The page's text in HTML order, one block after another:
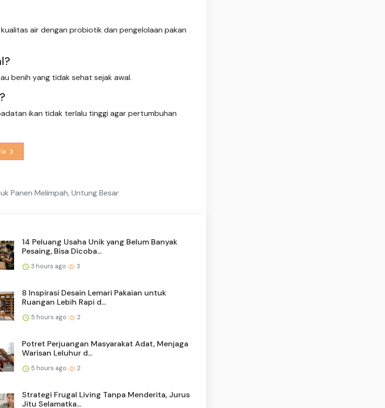
air dengan probiotik dan pengelolaan pakan
benih yang tidak sehat sejak awal.
ikan tidak terlalu tinggi agar pertumbuhan
Panen Melimpah, Untung Besar
14 Peluang Usaha Unik yang Belum Banyak
Pesaing, Bisa Dicoba...
3 hours ago 3
8 Inspirasi Desain Lemari Pakaian untuk
Ruangan Lebih Rapi d...
5 hours ago 2
Potret Perjuangan Masyarakat Adat, Menjaga
Warisan Leluhur d...
5 hours ago 2
Strategi Frugal Living Tanpa Menderita, Jurus
Jitu Selamatka...